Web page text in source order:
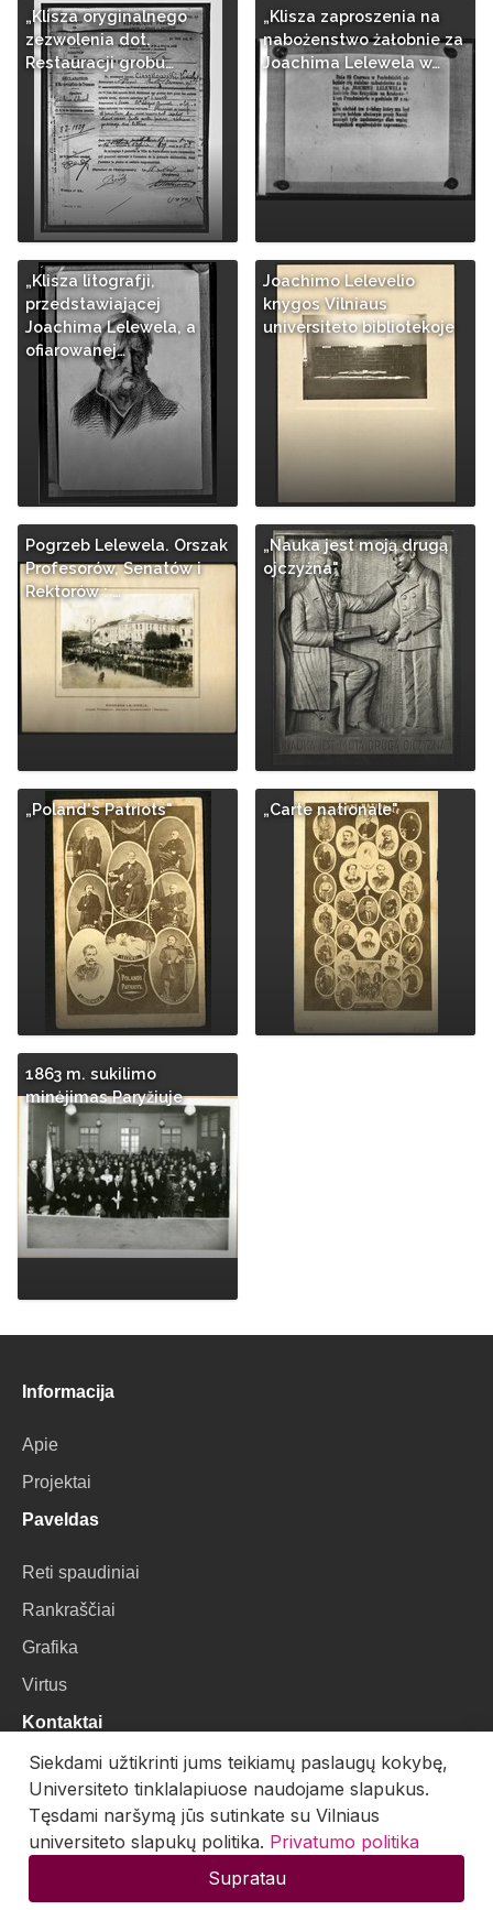
„Klisza oryginalnego
zezwolenia dot.
Restauracji grobu…
„Klisza zaproszenia na
nabożenstwo żałobnie za
Joachima Lelewela w…
„Klisza litografji,
przedstawiającej
Joachima Lelewela, a
ofiarowanej…
Joachimo Lelevelio
knygos Vilniaus
universiteto bibliotekoje
Pogrzeb Lelewela. Orszak
Profesorów, Senatów i
Rektorów : …
„Nauka jest moją drugą
ojczyżna"
„Poland's Patriots" „Carte nationale"
1863 m. sukilimo
minėjimas Paryžiuje
Informacija
Apie
Projektai
Paveldas
Reti spaudiniai
Rankraščiai
Grafika
Virtus
Kontaktai
Universiteto g. 3, LT-01122, Vilnius
El. paštas:skaitmenines.kolekcijos@mb.vu.lt
Siekdami užtikrinti jums teikiamų paslaugų kokybę,
Universiteto tinklalapiuose naudojame slapukus.
Tęsdami naršymą jūs sutinkate su Vilniaus
universiteto slapukų politika. Privatumo politika
Supratau